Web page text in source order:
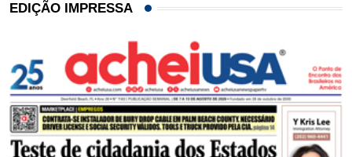
EDIÇÃO IMPRESSA